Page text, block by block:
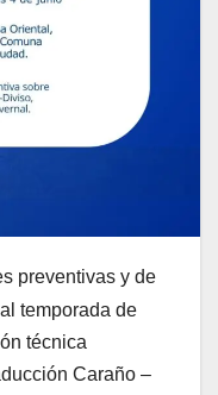
preventivas y de
temporada de
técnica
Caraño –